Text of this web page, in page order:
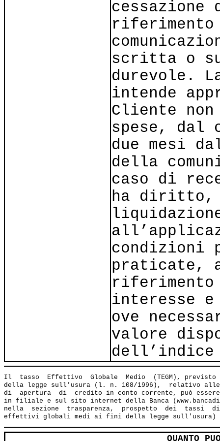
riferimento
scritta o
durevole.
intende
Cliente non
spese, dal
due mesi
della
caso di
ha diritto,
condizioni
praticate,
interesse e
ove
valore
Il  tasso  Effettivo  Globale  Medio  (TEGM),
della legge sull’usura (l. n. 108/1996),  relativo
di  apertura  di  credito in conto corrente, può
in filiale e sul sito internet della Banca
nella  sezione  trasparenza,  prospetto  dei  tassi
QUANTO